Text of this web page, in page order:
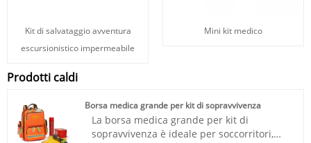
Kit di salvataggio avventura
escursionistico impermeabile
Mini kit medico
Prodotti caldi
Borsa medica grande per kit di sopravvivenza
La borsa medica grande per kit di
sopravvivenza è ideale per soccorritori,